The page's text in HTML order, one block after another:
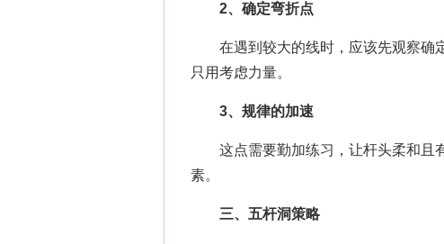
2、确定弯折点
在遇到较大的线时，应该先观察确
只用考虑力量。
3、规律的加速
这点需要勤加练习，让杆头柔和且
素。
三、五杆洞策略